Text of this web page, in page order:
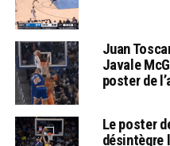
Juan
Javale
poster de
Le poster
désintègre